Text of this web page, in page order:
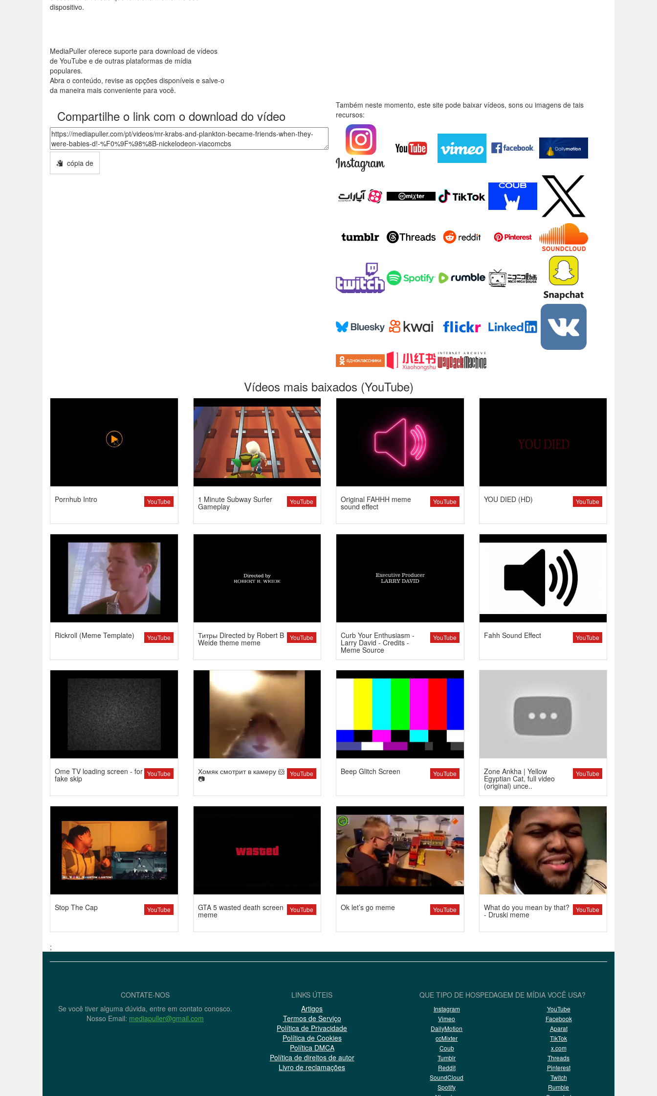
dispositivo.
MediaPuller oferece suporte para download de vídeos
de YouTube e de outras plataformas de mídia
populares.
Abra o conteúdo, revise as opções disponíveis e salve-o
da maneira mais conveniente para você.
Compartilhe o link com o download do vídeo
cópia de
Também neste momento, este site pode baixar vídeos, sons ou imagens de tais
recursos:
Vídeos mais baixados (YouTube)
YouTube
Pornhub Intro YouTube
1 Minute Subway Surfer
Gameplay
YouTube
Original FAHHH meme
sound effect
YouTube
YOU DIED (HD)
YouTube
Rickroll (Meme Template) YouTube
Титры Directed by Robert B
Weide theme meme
YouTube
Curb Your Enthusiasm -
Larry David - Credits -
Meme Source
YouTube
Fahh Sound Effect
YouTube
Ome TV loading screen - for
fake skip
YouTube
Хомяк смотрит в камеру 🐹
📷
YouTube
Beep Glitch Screen YouTube
Zone Ankha | Yellow
Egyptian Cat, full video
(original) unce..
YouTube
Stop The Cap YouTube
GTA 5 wasted death screen
meme
YouTube
Ok let’s go meme YouTube
What do you mean by that?
- Druski meme
;
CONTATE-NOS
Se você tiver alguma dúvida, entre em contato conosco.
Nosso Email: mediapuller@gmail.com
LINKS ÚTEIS
Artigos
Termos de Serviço
Política de Privacidade
Política de Cookies
Política DMCA
Política de direitos de autor
Livro de reclamações
QUE TIPO DE HOSPEDAGEM DE MÍDIA VOCÊ USA?
Instagram
YouTube
Vimeo
Facebook
DailyMotion
Aparat
ccMixter
TikTok
Coub
x.com
Tumblr
Threads
Reddit
Pinterest
SoundCloud
Twitch
Spotify
Rumble